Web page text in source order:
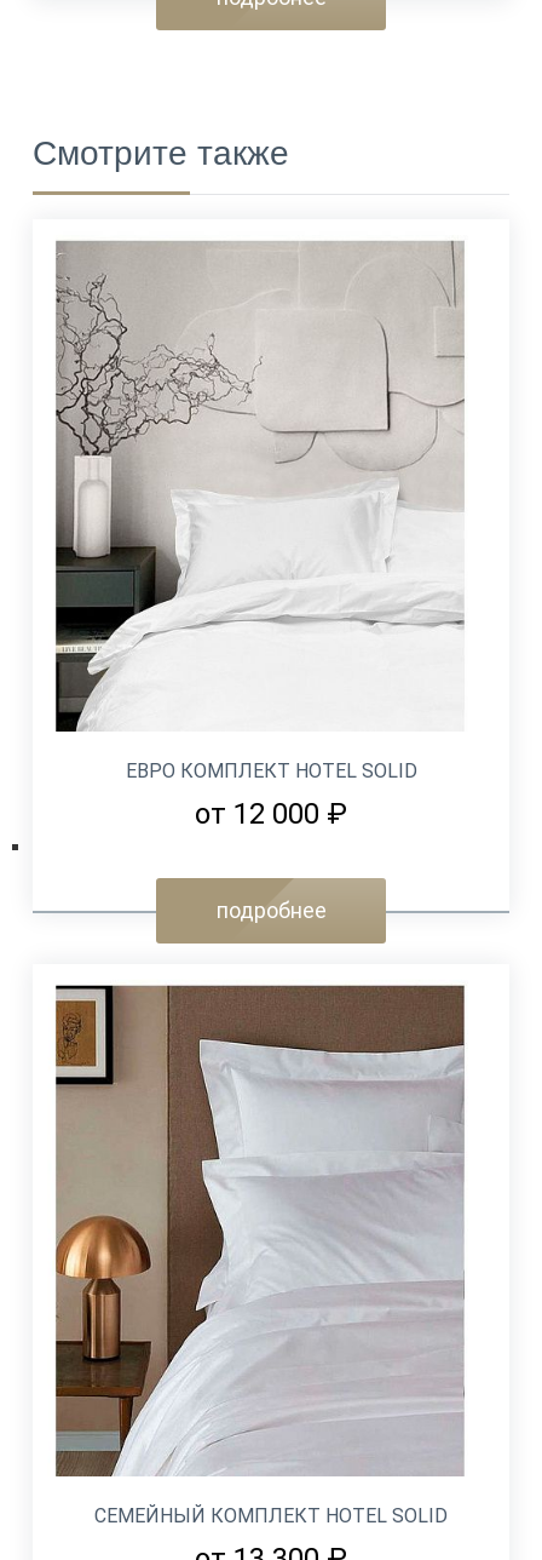
Смотрите также
ЕВРО КОМПЛЕКТ HOTEL SOLID
от 12 000 ₽
подробнее
СЕМЕЙНЫЙ КОМПЛЕКТ HOTEL SOLID